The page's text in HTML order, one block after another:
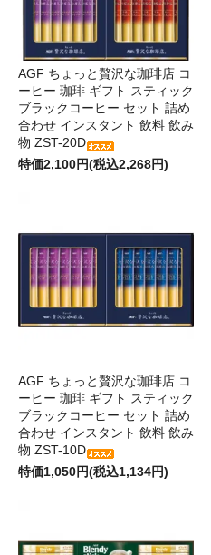
AGF ちょっと贅沢な珈琲店 コ
ーヒー 珈琲 ギフト スティック
ブラックコーヒー セット 詰め
合わせ インスタント 飲料 飲み
物 ZST-20D
特価2,100円(税込2,268円)
AGF ちょっと贅沢な珈琲店 コ
ーヒー 珈琲 ギフト スティック
ブラックコーヒー セット 詰め
合わせ インスタント 飲料 飲み
物 ZST-10D
特価1,050円(税込1,134円)